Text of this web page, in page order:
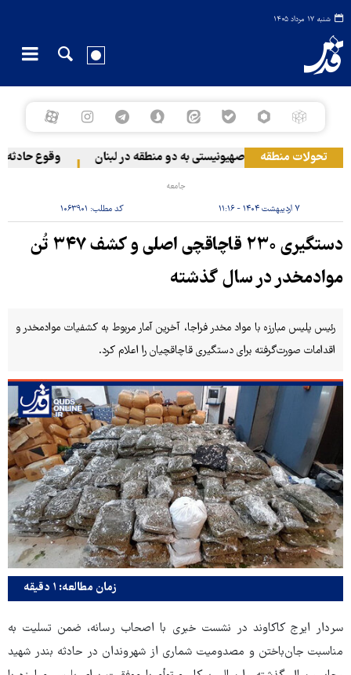
شنبه ۱۷ مرداد ۱۴۰۵
تحولات منطقه
حمله رژیم صهیونیستی به دو منطقه در لبنان وقوع حادثه
جامعه
۷ اردیبهشت ۱۴۰۴ - ۱۱:۱۶ کد مطلب: ۱۰۶۳۹۰۱
دستگیری ۲۳۰ قاچاقچی اصلی و کشف ۳۴۷ تُن
موادمخدر در سال گذشته
رئیس پلیس مبارزه با مواد مخدر فراجا، آخرین آمار مربوط به کشفیات موادمخدر و
اقدامات صورت‌گرفته برای دستگیری قاچاقچیان را اعلام کرد.
زمان مطالعه: ۱ دقیقه
سردار ایرج کاکاوند در نشست خبری با اصحاب رسانه، ضمن تسلیت به
مناسبت جان‌باختن و مصدومیت شماری از شهروندان در حادثه بندر شهید